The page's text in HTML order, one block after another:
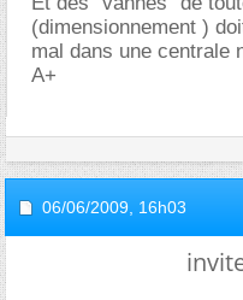
(dimensionnement )
mal dans une centrale
A+
06/06/2009, 16h03